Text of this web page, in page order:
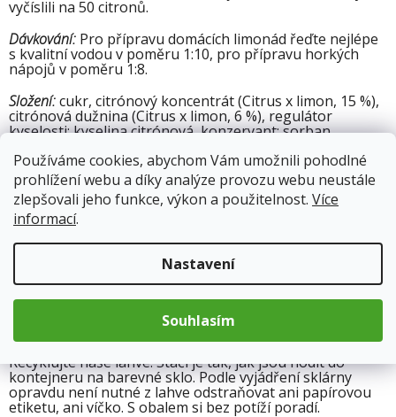
Používáme cookies, abychom Vám umožnili pohodlné
prohlížení webu a díky analýze provozu webu neustále
zlepšovali jeho funkce, výkon a použitelnost. Více
informací.
Nastavení
Souhlasím
vyčíslili na 50 citronů.
Dávkování: Pro přípravu domácích limonád řeďte nejlépe
s kvalitní vodou v poměru 1:10, pro přípravu horkých
nápojů v poměru 1:8.
Složení:cukr, citrónový koncentrát (Citrus x limon, 15 %),
citrónová dužnina (Citrus x limon, 6 %), regulátor
kyselosti: kyselina citrónová, konzervant: sorban
Skladujte v chladu a temnu. Ovocné výtažky mohou
sedimentovat, případný zákal nebo pěna nejsou na
závadu a podtrhují přírodní charakter produktu. Před
upotřebením protřepejte. Po otevření uchovejte v chladu
a spotřebujte do 30 dní. Baleno v ochranné atmosféře.
Citrónový sirup Kitl obsahuje ve 100 ml:
hodnota 1368 kJ/326 kcal, tuky < 0,1 g, z toho nasycené
mastné kyseliny < 0,1 g, sacharidy 76 g, z toho cukry 76
g, bílkoviny < 1 g, sůl < 0,1 g, vitamín C (kyselina L-
askorbová) 40 mg (50%*).
Recyklujte naše lahve. Stačí je tak, jak jsou hodit do
kontejneru na barevné sklo. Podle vyjádření sklárny
opravdu není nutné z lahve odstraňovat ani papírovou
etiketu, ani víčko. S obalem si bez potíží poradí.